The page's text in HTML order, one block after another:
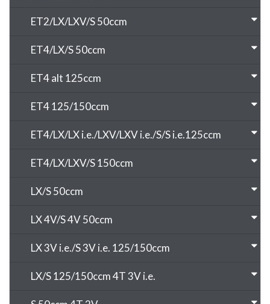
ET2/LX/LXV/S 50ccm
ET4/LX/S 50ccm
ET4 alt 125ccm
ET4 125/150ccm
ET4/LX/LX i.e./LXV/LXV i.e./S/S i.e.125ccm
ET4/LX/LXV/S 150ccm
LX/S 50ccm
LX 4V/S 4V 50ccm
LX 3V i.e./S 3V i.e. 125/150ccm
LX/S 125/150ccm 4T 3V i.e.